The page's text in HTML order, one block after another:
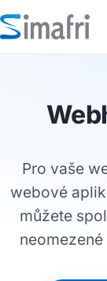
Pro vaše
webové
můžete